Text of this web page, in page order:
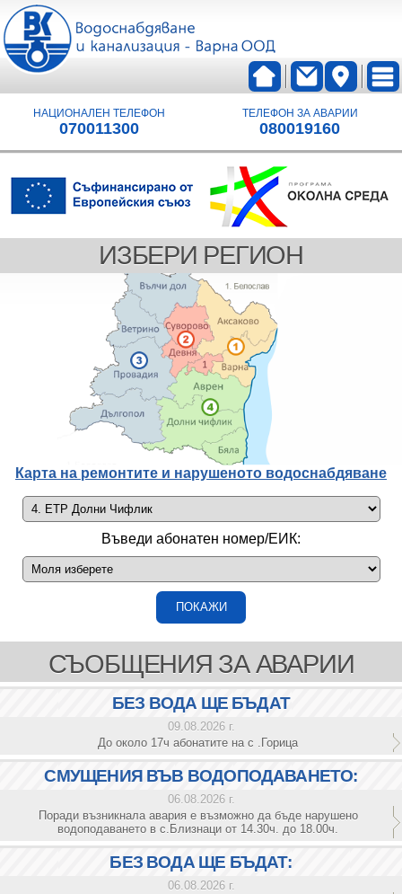
НАЦИОНАЛЕН ТЕЛЕФОН
070011300
ТЕЛЕФОН ЗА АВАРИИ
080019160
ИЗБЕРИ РЕГИОН
Карта на ремонтите и нарушеното водоснабдяване
Въведи абонатен номер/ЕИК:
СЪОБЩЕНИЯ ЗА АВАРИИ
БЕЗ ВОДА ЩЕ БЪДАТ
09.08.2026 г.
До около 17ч абонатите на с .Горица
СМУЩЕНИЯ ВЪВ ВОДОПОДАВАНЕТО:
06.08.2026 г.
Поради възникнала авария е възможно да бъде нарушено
водоподаването в с.Близнаци от 14.30ч. до 18.00ч.
БЕЗ ВОДА ЩЕ БЪДАТ:
06.08.2026 г.